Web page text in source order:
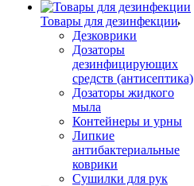
Товары для дезинфекции
Дезковрики
Дозаторы
дезинфицирующих
средств (антисептика)
Дозаторы жидкого
мыла
Контейнеры и урны
Липкие
антибактериальные
коврики
Сушилки для рук